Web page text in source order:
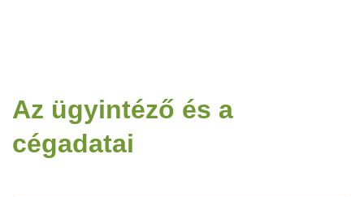
Az ügyintéző és a
cégadatai